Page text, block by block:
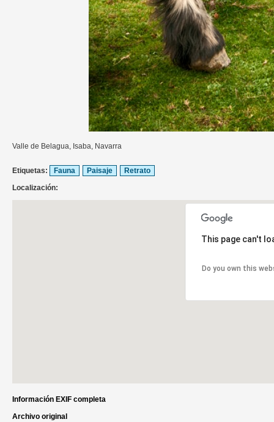
Valle de Belagua, Isaba, Navarra
Etiquetas: Fauna Paisaje
Retrato
Localización:
This page can't
Do you own this
Información EXIF completa
Archivo original